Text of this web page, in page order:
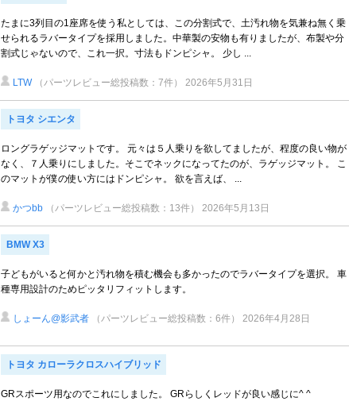
たまに3列目の1座席を使う私としては、この分割式で、土汚れ物を気兼ね無く乗
せられるラバータイプを採用しました。中華製の安物も有りましたが、布製や分
割式じゃないので、これ一択。寸法もドンピシャ。 少し ...
LTW （パーツレビュー総投稿数：7件） 2026年5月31日
トヨタ シエンタ
ロングラゲッジマットです。 元々は５人乗りを欲してましたが、程度の良い物が
なく、７人乗りにしました。そこでネックになってたのが、ラゲッジマット。 こ
のマットが僕の使い方にはドンピシャ。 欲を言えば、 ...
かつbb （パーツレビュー総投稿数：13件） 2026年5月13日
BMW X3
子どもがいると何かと汚れ物を積む機会も多かったのでラバータイプを選択。 車
種専用設計のためピッタリフィットします。
しょーん@影武者 （パーツレビュー総投稿数：6件） 2026年4月28日
トヨタ カローラクロスハイブリッド
GRスポーツ用なのでこれにしました。 GRらしくレッドが良い感じに^ ^